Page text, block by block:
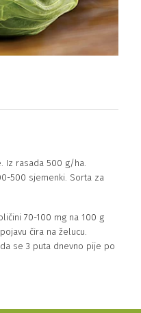
Iz rasada 500 g/ha.
500 sjemenki. Sorta za
70-100 mg na 100 g
čira na želucu.
se 3 puta dnevno pije po